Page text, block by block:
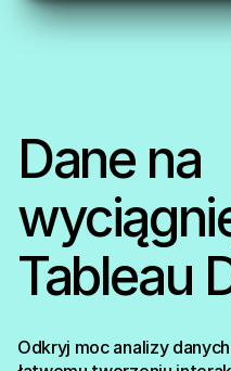
Dane na
Tableau
Odkryj moc analizy